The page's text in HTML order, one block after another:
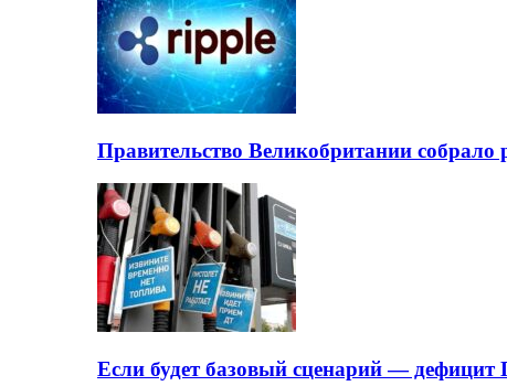
Правительство Великобритании
Если будет базовый сценарий —